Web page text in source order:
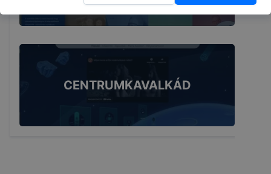
CENTRUMKAVALKÁD